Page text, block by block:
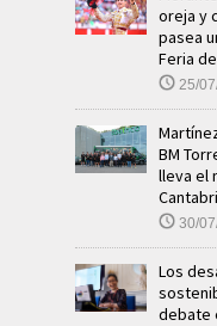
oreja y
pasea
Feria
25/
BM
lleva el
30/
Los
debate